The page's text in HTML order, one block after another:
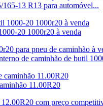
13 R13 para automóvel...
20 1000r20 à venda
de caminhão de butil
11.00R20